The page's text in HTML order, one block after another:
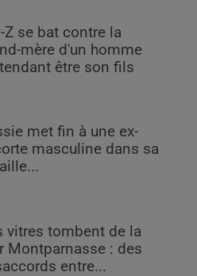
Z se bat contre la
mère d'un homme
être son fils
met fin à une ex-
masculine dans sa
vitres tombent de la
Montparnasse : des
entre...